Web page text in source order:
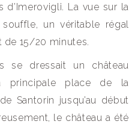
d’Imerovigli. La vue sur la
un véritable régal
de 15/20 minutes.
se dressait un château
principale place de la
Santorin jusqu’au début
le château a été